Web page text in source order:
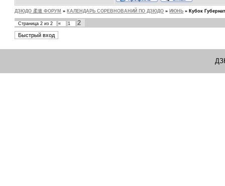
ДЗЮДО 柔道 ФОРУМ » КАЛЕНДАРЬ СОРЕВНОВАНИЙ ПО ДЗЮДО » ИЮНЬ » Кубок
Страница2 из2 « 1 2